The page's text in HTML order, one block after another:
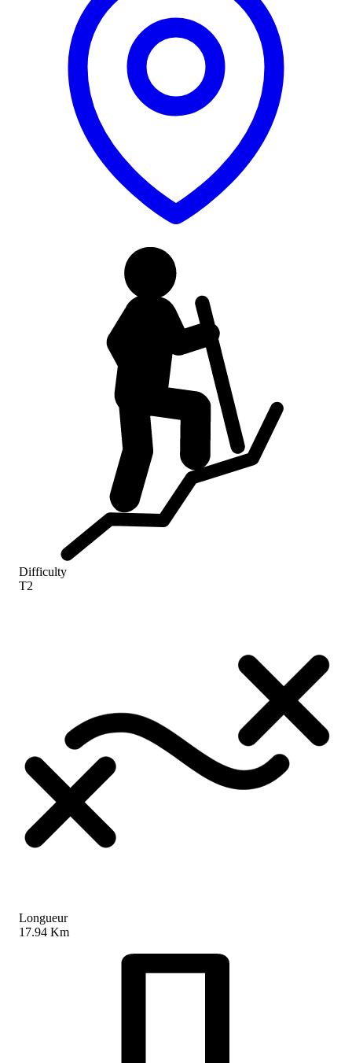
Difficulty
T2
Longueur
17.94 Km